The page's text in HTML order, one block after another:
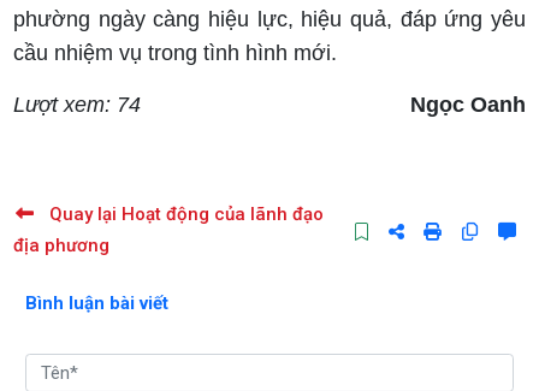
phường ngày càng hiệu lực, hiệu quả, đáp ứng yêu
cầu nhiệm vụ trong tình hình mới.
Lượt xem: 74 Ngọc Oanh
Quay lại Hoạt động của lãnh đạo
địa phương
Bình luận bài viết